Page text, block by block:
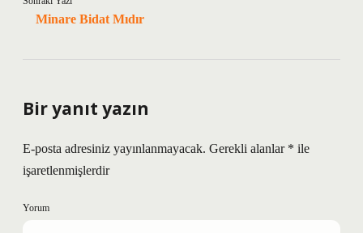
Minare Bidat Mıdır
Bir yanıt yazın
E-posta adresiniz yayınlanmayacak. Gerekli alanlar * ile
işaretlenmişlerdir
Yorum